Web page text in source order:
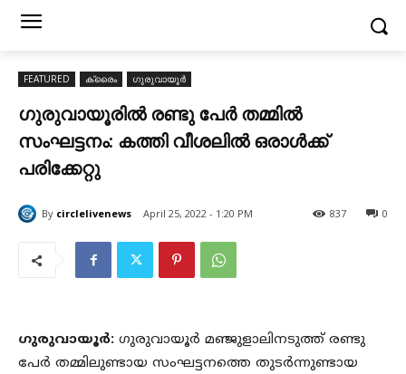
FEATURED ക്രൈം ഗുരുവായൂർ
ഗുരുവായൂരിൽ രണ്ടു പേർ തമ്മിൽ
സംഘട്ടനം: കത്തി വീശലിൽ ഒരാൾക്ക്
പരിക്കേറ്റു
By circlelivenews April 25, 2022 - 1:20 PM 0
837
ഗുരുവായൂർ: ഗുരുവായൂർ മഞ്ജുളാലിനടുത്ത് രണ്ടു
പേർ തമ്മിലുണ്ടായ സംഘട്ടനത്തെ തുടർന്നുണ്ടായ